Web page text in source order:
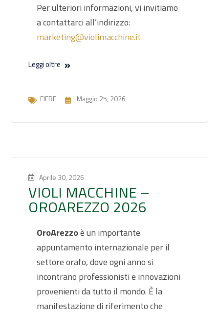
Per ulteriori informazioni, vi invitiamo
a contattarci all’indirizzo:
marketing@violimacchine.it
Leggi oltre
FIERE Maggio 25, 2026
Aprile 30, 2026
VIOLI MACCHINE –
OROAREZZO 2026
OroArezzoè un importante
appuntamento internazionale per il
settore orafo, dove ogni anno si
incontrano professionisti e innovazioni
provenienti da tutto il mondo. È la
manifestazione di riferimento che